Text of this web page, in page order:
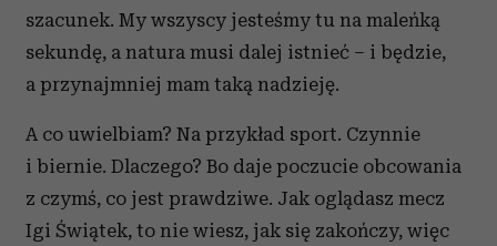
szacunek. My wszyscy jesteśmy tu na maleńką
sekundę, a natura musi dalej istnieć – i będzie,
a przynajmniej mam taką nadzieję.
A co uwielbiam? Na przykład sport. Czynnie
i biernie. Dlaczego? Bo daje poczucie obcowania
z czymś, co jest prawdziwe. Jak oglądasz mecz
Igi Świątek, to nie wiesz, jak się zakończy, więc